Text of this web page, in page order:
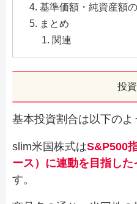
基準価額・純資産額
まとめ
関連
投
基本投資割合は以下のよ
slim米国株式はS&P500
ース）に連動を目指し
す。